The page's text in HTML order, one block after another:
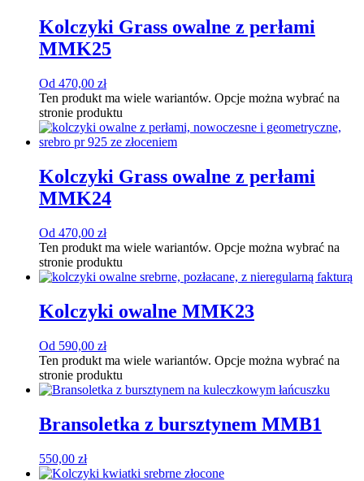
Kolczyki Grass owalne z perłami
MMK25
Od 470,00 zł
Ten produkt ma wiele wariantów. Opcje można wybrać na
stronie produktu
Kolczyki Grass owalne z perłami
MMK24
Od 470,00 zł
Ten produkt ma wiele wariantów. Opcje można wybrać na
stronie produktu
Kolczyki owalne MMK23
Od 590,00 zł
Ten produkt ma wiele wariantów. Opcje można wybrać na
stronie produktu
Bransoletka z bursztynem MMB1
550,00 zł